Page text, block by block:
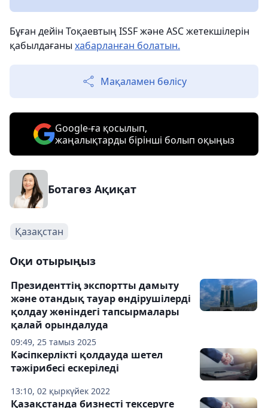
Бұған дейін Тоқаевтың ISSF және ASC жетекшілерін
қабылдағаны хабарланған болатын.
Мақаламен бөлісу
Google-ға қосылып,
жаңалықтарды бірінші болып оқыңыз
Ботагөз Ақиқат
Қазақстан
Оқи отырыңыз
09:49, 25 тамыз 2025
Президенттің экспортты дамыту
және отандық тауар өндірушілерді
қолдау жөніндегі тапсырмалары
қалай орындалуда
13:10, 02 қыркүйек 2022
Кәсіпкерлікті қолдауда шетел
тәжірибесі ескеріледі
Қазақстанда бизнесті тексеруге